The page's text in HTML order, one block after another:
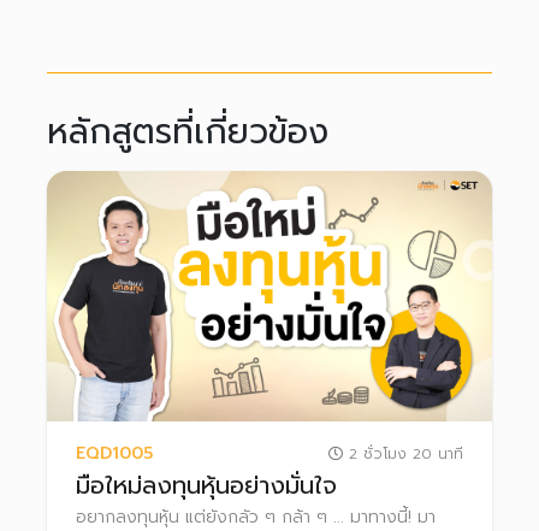
หลักสูตรที่เกี่ยวข้อง
EQD1005 2 ชั่วโมง 20 นาที
มือใหม่ลงทุนหุ้นอย่างมั่นใจ
อยากลงทุนหุ้น แต่ยังกลัว ๆ กล้า ๆ ... มาทางนี้! มา